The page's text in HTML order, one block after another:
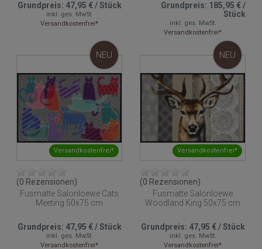
Grundpreis: 47,95 €/Stück
inkl. ges. MwSt.
Versandkostenfrei*
Grundpreis: 185,95 €/
Stück
inkl. ges. MwSt.
Versandkostenfrei*
Versandkostenfrei*
NEU
(0 Rezensionen)
Fusmatte Salonloewe Cats
Meeting 50x75 cm
Grundpreis: 47,95 €/Stück
inkl. ges. MwSt.
Versandkostenfrei*
Versandkostenfrei*
NEU
(0 Rezensionen)
Fusmatte Salonloewe
Woodland King 50x75 cm
Grundpreis: 47,95 €/Stück
inkl. ges. MwSt.
Versandkostenfrei*